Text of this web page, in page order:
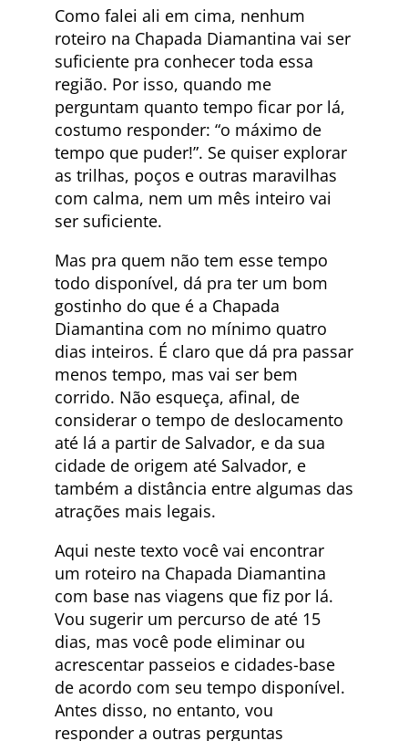
Como falei ali em cima, nenhum
roteiro na Chapada Diamantina vai ser
suficiente pra conhecer toda essa
região. Por isso, quando me
perguntam quanto tempo ficar por lá,
costumo responder: “o máximo de
tempo que puder!”. Se quiser explorar
as trilhas, poços e outras maravilhas
com calma, nem um mês inteiro vai
ser suficiente.
Mas pra quem não tem esse tempo
todo disponível, dá pra ter um bom
gostinho do que é a Chapada
Diamantina com no mínimo quatro
dias inteiros. É claro que dá pra passar
menos tempo, mas vai ser bem
corrido. Não esqueça, afinal, de
considerar o tempo de deslocamento
até lá a partir de Salvador, e da sua
cidade de origem até Salvador, e
também a distância entre algumas das
atrações mais legais.
Aqui neste texto você vai encontrar
um roteiro na Chapada Diamantina
com base nas viagens que fiz por lá.
Vou sugerir um percurso de até 15
dias, mas você pode eliminar ou
acrescentar passeios e cidades-base
de acordo com seu tempo disponível.
Antes disso, no entanto, vou
responder a outras perguntas